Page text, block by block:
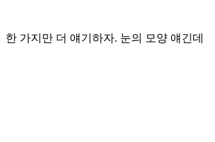
한 가지만 더 얘기하자. 눈의 모양 얘긴데